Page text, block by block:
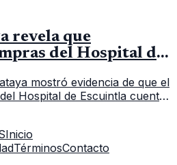
revela que
del Hospital de
mostró evidencia de que el
Hospital de Escuintla cuenta
Inicio
TérminosContacto